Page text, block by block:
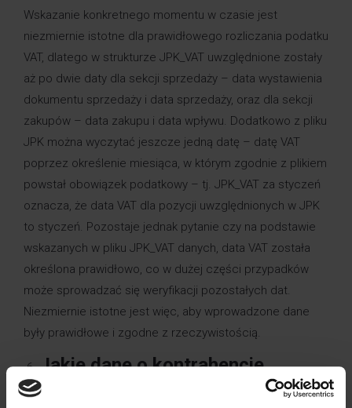
Wskazanie konkretnego momentu w czasie jest
niezmiernie istotne dla prawidłowego rozliczania podatku
VAT, dlatego w strukturze JPK_VAT uwzględnione zostały
aż po dwie daty dla sekcji sprzedaży – data wystawienia
dokumentu sprzedaży i data sprzedaży, oraz dla sekcji
zakupów – data zakupu i data wpływu. Dodatkowo z pliku
JPK można wyczytać jeszcze jedną datę – datę VAT
poprzez określenie miesiąca, w którym zgodnie z plikiem
powstał obowiązek podatkowy – tj. JPK_VAT za styczeń
oznacza, że data VAT dla pozycji uwzględnionych w JPK
to styczeń. Pozostaje jednak pytanie czy na podstawie
wskazanych w pliku JPK_VAT danych, data VAT została
określona prawidłowo, co w dużej części przypadków
może sprowadzać się weryfikacji pozostałych dat.
Niezmiernie istotne jest więc, aby wprowadzone dane
były prawidłowe i zgodne z rzeczywistością.
Jakie dane o kontrahencie
zawiera plik JPK?